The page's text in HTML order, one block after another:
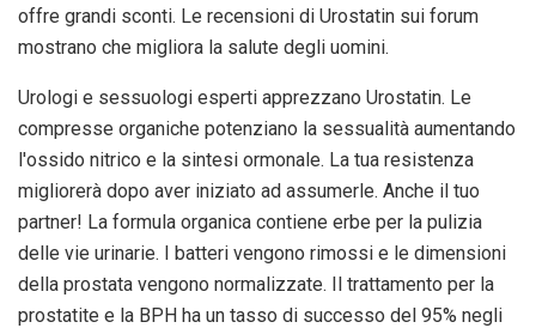
offre grandi sconti. Le recensioni di Urostatin sui forum
mostrano che migliora la salute degli uomini.
Urologi e sessuologi esperti apprezzano Urostatin. Le
compresse organiche potenziano la sessualità aumentando
l'ossido nitrico e la sintesi ormonale. La tua resistenza
migliorerà dopo aver iniziato ad assumerle. Anche il tuo
partner! La formula organica contiene erbe per la pulizia
delle vie urinarie. I batteri vengono rimossi e le dimensioni
della prostata vengono normalizzate. Il trattamento per la
prostatite e la BPH ha un tasso di successo del 95% negli